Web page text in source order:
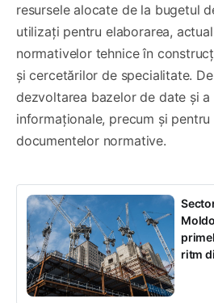
resursele alocate de la bugetul
utilizați pentru elaborarea,
normativelor tehnice în
și cercetărilor de specialitate.
dezvoltarea bazelor de date și a
informaționale, precum și
documentelor normative.
ritm